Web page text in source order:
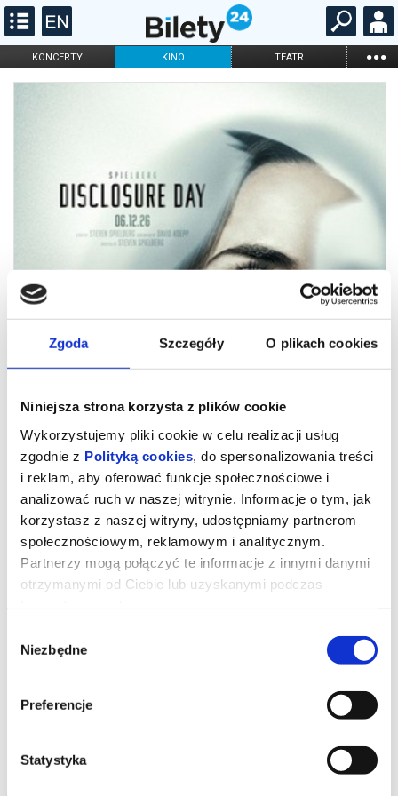
Zgoda Szczegóły O plikach cookies
Niniejsza strona korzysta z plików cookie
Wykorzystujemy pliki cookie w celu realizacji usług
zgodnie z Polityką cookies , do spersonalizowania treści
i reklam, aby oferować funkcje społecznościowe i
analizować ruch w naszej witrynie. Informacje o tym, jak
korzystasz z naszej witryny, udostępniamy partnerom
społecznościowym, reklamowym i analitycznym.
Partnerzy mogą połączyć te informacje z innymi danymi
otrzymanymi od Ciebie lub uzyskanymi podczas
zgody
Niezbędne
Preferencje
Statystyka
KONCERTY KINO TEATR ...
FILHARMONIA OPERA I BALET
Dzień objawienia
reż. Steven Spielberg | USA | 2026
pokazał i udowodnił, bałbyś się?